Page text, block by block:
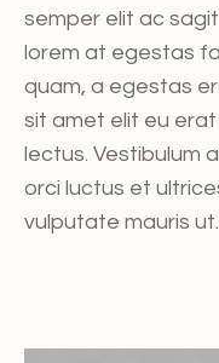
semper elit ac
lorem at egestas
quam, a egestas
sit amet elit eu
lectus. Vestibulum
orci luctus et
vulputate mauris